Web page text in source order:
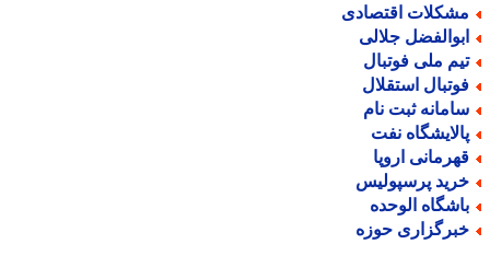
اقتصادی
جلالی
ملی فوتبال
استقلال
ثبت نام
نفت
اروپا
پرسپولیس
الوحده
حوزه